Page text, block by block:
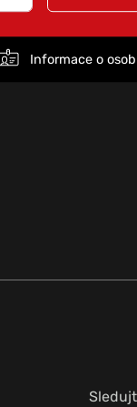
Informace o